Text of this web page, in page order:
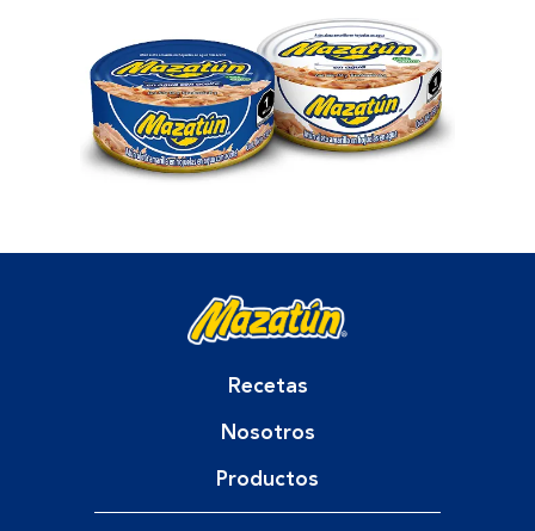
Recetas
Nosotros
Productos